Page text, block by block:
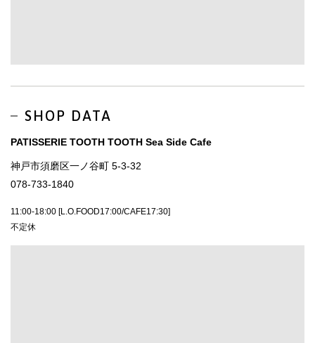
SHOP DATA
PATISSERIE TOOTH TOOTH Sea Side Cafe
神戸市須磨区一ノ谷町 5-3-32
078-733-1840
11:00-18:00 [L.O.FOOD17:00/CAFE17:30]
不定休